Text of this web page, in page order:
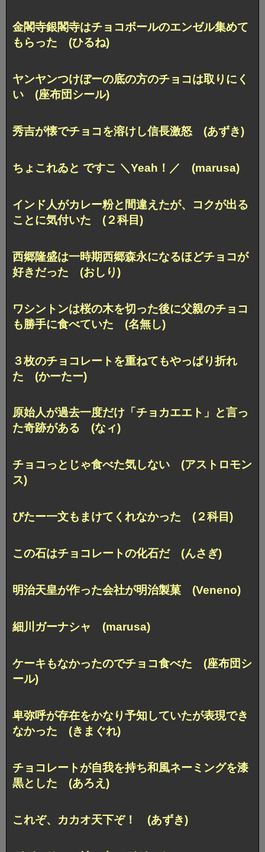
金閣寺銀閣寺はチョコボールのエンゼル集めて
もらった (ひるね)
ヤンヤンつけぼーの底の方のチョコは取りにく
い (座布団シール)
秀吉が懐でチョコを溶けし信長激怒 (あずき)
ちょこれゐと ですこ ＼Yeah！／ (marusa)
インド人がカレー粉と間違えたが、コクが出る
ことに気付いた (２科目)
西郷隆盛は一時期西郷森永になるほどチョコが
好きだった (おしり)
ワシントンは桜の木を切った後に父親のチョコ
も勝手に食べていた (名無し)
３枚のチョコレートを重ねてもやっぱり折れ
た (かーたー)
原始人が過去一度だけ「チョカエエト」と言っ
た奇跡がある (なィ)
チョコっとじゃ食べた気しない (アストロモン
ス)
びたー一文もまけてくれなかった (２科目)
この石はチョコレートの化石だ (んさぎ)
明治天皇が作った会社が明治製菓 (Veneno)
細川ガーナシャ (marusa)
ケーキもなかったのでチョコ食べた (座布団シ
ール)
卑弥呼が存在をかなり予知していたが表現でき
なかった (きまぐれ)
チョコレートが自我を持ち和風ネーミングを漆
黒とした (あろえ)
これぞ、カカオ天下ぞ！ (あずき)